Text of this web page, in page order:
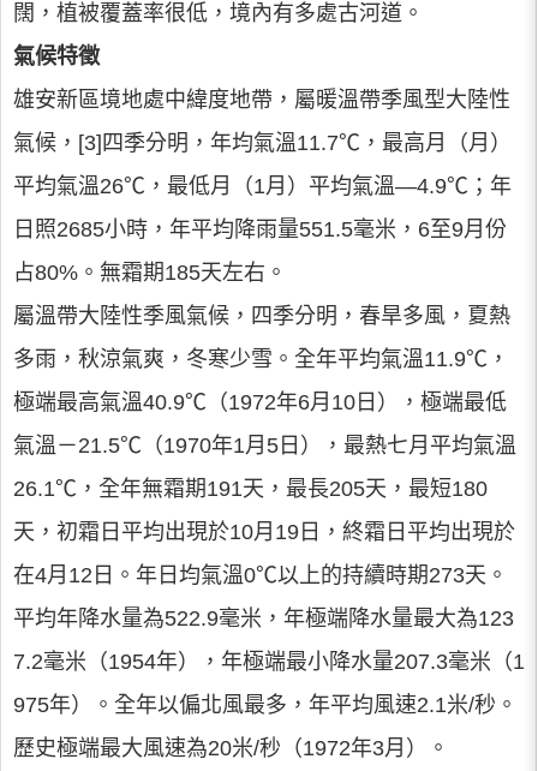
闊，植被覆蓋率很低，境內有多處古河道。
氣候特徵
雄安新區境地處中緯度地帶，屬暖溫帶季風型大陸性
氣候，[3]四季分明，年均氣溫11.7℃，最高月（月）
平均氣溫26℃，最低月（1月）平均氣溫—4.9℃；年
日照2685小時，年平均降雨量551.5毫米，6至9月份
占80%。無霜期185天左右。
屬溫帶大陸性季風氣候，四季分明，春旱多風，夏熱
多雨，秋涼氣爽，冬寒少雪。全年平均氣溫11.9℃，
極端最高氣溫40.9℃（1972年6月10日），極端最低
氣溫－21.5℃（1970年1月5日），最熱七月平均氣溫
26.1℃，全年無霜期191天，最長205天，最短180
天，初霜日平均出現於10月19日，終霜日平均出現於
在4月12日。年日均氣溫0℃以上的持續時期273天。
平均年降水量為522.9毫米，年極端降水量最大為123
7.2毫米（1954年），年極端最小降水量207.3毫米（1
975年）。全年以偏北風最多，年平均風速2.1米/秒。
歷史極端最大風速為20米/秒（1972年3月）。